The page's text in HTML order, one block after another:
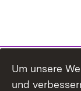
Um unsere
und